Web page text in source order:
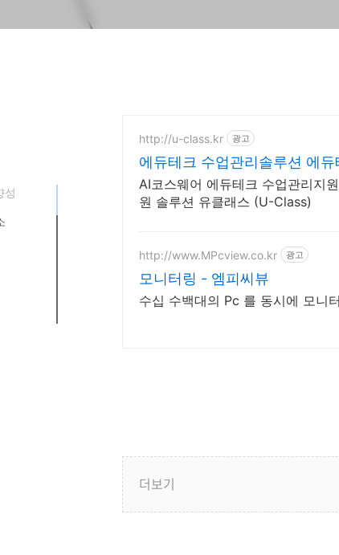
성
http://u-class.kr 광고
에듀테크 수업관리솔루션 에
AI코스웨어 에듀테크 수업관리지
원 솔루션 유클래스 (U-Class)
http://www.MPcview.co.kr 광고
모니터링 - 엠피씨뷰
수십 수백대의 Pc 를 동시에 모니
더보기